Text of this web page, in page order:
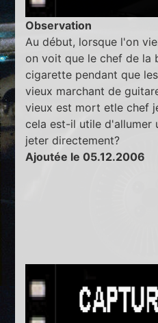
Observation
Au début, lorsque l'on
on voit que le chef de la
cigarette pendant que
vieux marchant de
vieux est mort etle chef
cela est-il utile d'allumer
jeter directement?
Ajoutée le 05.12.2006